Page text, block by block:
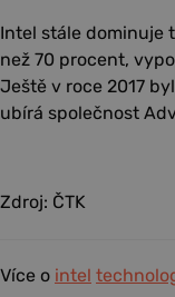
Intel stále dominuje
než 70 procent,
Ještě v roce 2017
ubírá společnost
Zdroj: ČTK
Více o intel